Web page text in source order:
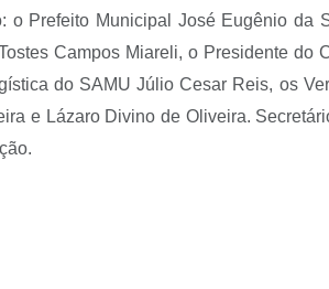
Municipal José Eugênio da
Campos Miareli, o Presidente
do SAMU Júlio Cesar Reis, os
e Lázaro Divino de Oliveira.